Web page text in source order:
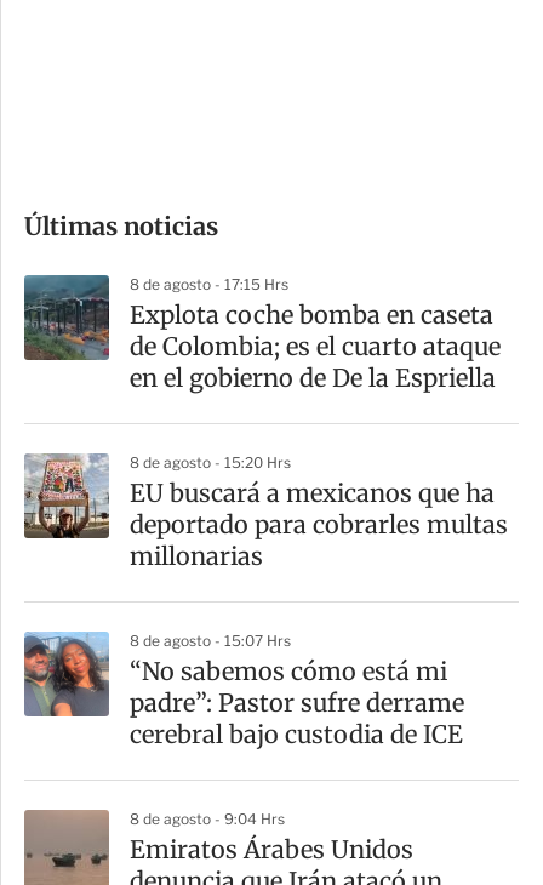
m
a
r
t
Últimas noticias
8 de agosto - 17:15 Hrs
Explota coche bomba en caseta
de Colombia; es el cuarto ataque
en el gobierno de De la Espriella
8 de agosto - 15:20 Hrs
EU buscará a mexicanos que ha
deportado para cobrarles multas
millonarias
8 de agosto - 15:07 Hrs
“No sabemos cómo está mi
padre”: Pastor sufre derrame
cerebral bajo custodia de ICE
8 de agosto - 9:04 Hrs
Emiratos Árabes Unidos